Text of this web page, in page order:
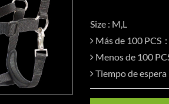
Size : M,L
Más de 100 PCS：
Menos de 100
Tiempo de espera